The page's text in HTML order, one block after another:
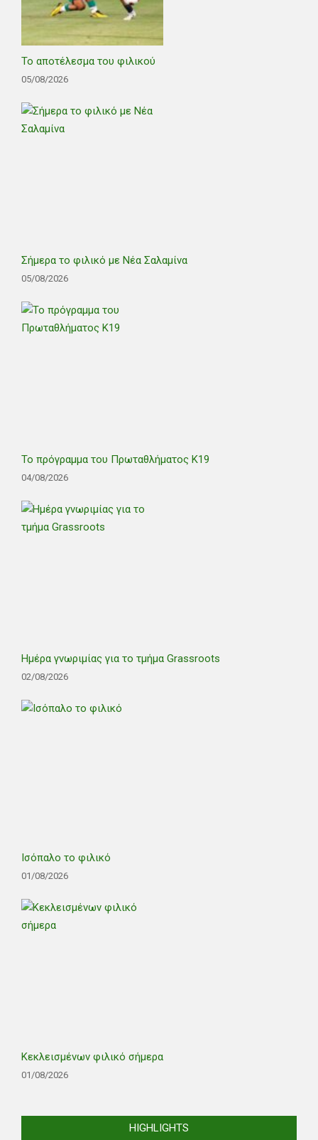
Το αποτέλεσμα του φιλικού
05/08/2026
Σήμερα το φιλικό με Νέα Σαλαμίνα
05/08/2026
Το πρόγραμμα του Πρωταθλήματος Κ19
04/08/2026
Ημέρα γνωριμίας για το τμήμα Grassroots
02/08/2026
Ισόπαλο το φιλικό
01/08/2026
Κεκλεισμένων φιλικό σήμερα
01/08/2026
HIGHLIGHTS